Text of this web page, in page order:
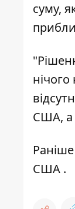
суму,
США, а
Раніше
США .